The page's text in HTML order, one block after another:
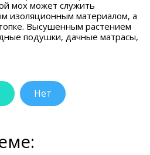
мох может служить
изоляционным материалом, а
Высушенным растением
подушки, дачные матрасы,
Нет